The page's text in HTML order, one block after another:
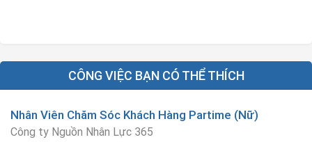
CÔNG VIỆC BẠN CÓ THỂ THÍCH
Nhân Viên Chăm Sóc Khách Hàng Partime (Nữ)
Công ty Nguồn Nhân Lực 365